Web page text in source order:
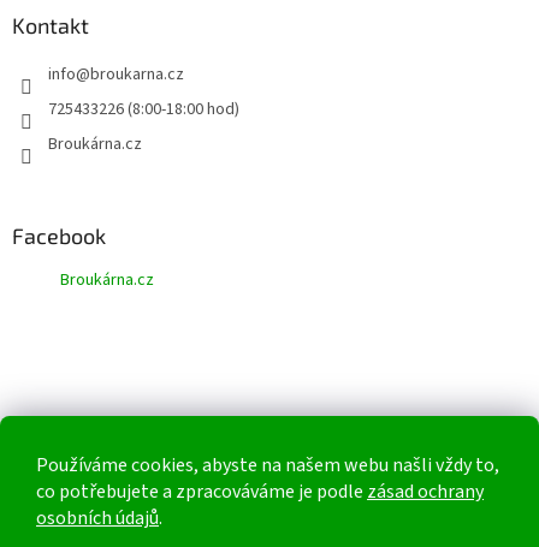
Používáme cookies, abyste na našem webu našli vždy to,
co potřebujete a zpracováváme je podle zásad ochrany
osobních údajů.
Kontakt
info@broukarna.cz
725433226 (8:00-18:00 hod)
Broukárna.cz
Facebook
Broukárna.cz